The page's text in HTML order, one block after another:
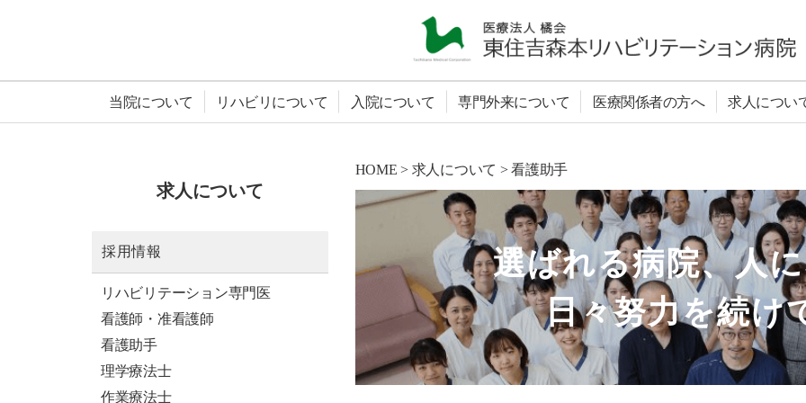
法
会
東
リ
ハ
リ
テ
ー
当院について リハビリについて 入院について 専門外来について 医療関係者の方へ 求人につい
求人について
採用情報
リハビリテーション専門医
看護師・准看護師
看護助手
理学療法士
作業療法士
HOME > 求人について >看護助手
選ばれる病院、人
日々努力を続け